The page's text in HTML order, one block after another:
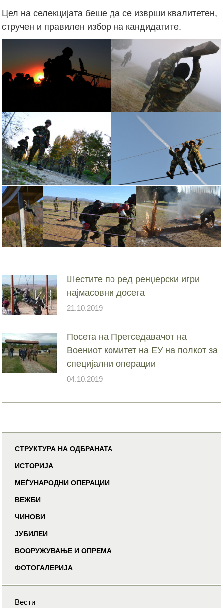
Цел на селекцијата беше да се изврши квалитетен,
стручен и правилен избор на кандидатите.
Шестите по ред ренџерски игри
најмасовни досега
21.10.2019
Посета на Претседавачот на
Воениот комитет на ЕУ на полкот за
специјални операции
04.10.2019
СТРУКТУРА НА ОДБРАНАТА
ИСТОРИЈА
МЕЃУНАРОДНИ ОПЕРАЦИИ
ВЕЖБИ
ЧИНОВИ
ЈУБИЛЕИ
ВООРУЖУВАЊЕ И ОПРЕМА
ФОТОГАЛЕРИЈА
Вести